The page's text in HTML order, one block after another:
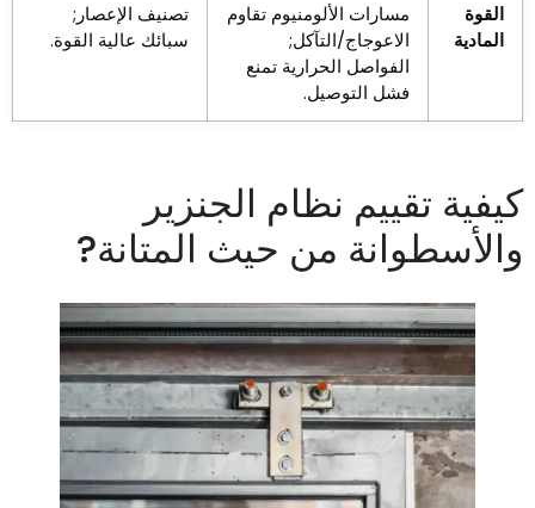
القوة
المادية
مسارات الألومنيوم تقاوم
الاعوجاج/التآكل;
الفواصل الحرارية تمنع
فشل التوصيل.
تصنيف الإعصار;
سبائك عالية القوة.
تقييم نظام الجنزير
من حيث المتانة?